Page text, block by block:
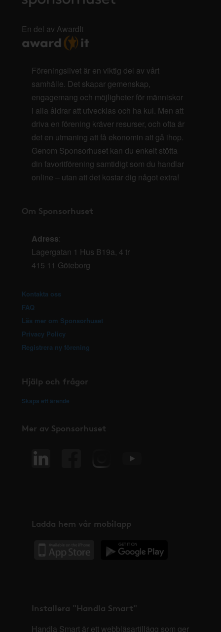
En del av AwardIt
Föreningslivet är en viktig del av vårt
samhälle. Det skapar gemenskap,
engagemang och möjligheter för människor
i alla åldrar att utvecklas och ha kul. Men att
driva en förening kräver resurser, och ofta är
det en utmaning att få ekonomin att gå ihop.
Genom Sponsorhuset kan du enkelt stötta
din favoritförening samtidigt som du handlar
online – utan att det kostar dig något extra!
Om Sponsorhuset
Adress:
Lagergatan 1 Hus B19a, 4 tr
415 11 Göteborg
Kontakta oss
FAQ
Läs mer om Sponsorhuset
Privacy Policy
Registrera ny förening
Hjälp och frågor
Skapa ett ärende
Mer av Sponsorhuset
Ladda hem vår mobilapp
Installera "Handla Smart"
Handla Smart är ett webbläsartillägg som ger